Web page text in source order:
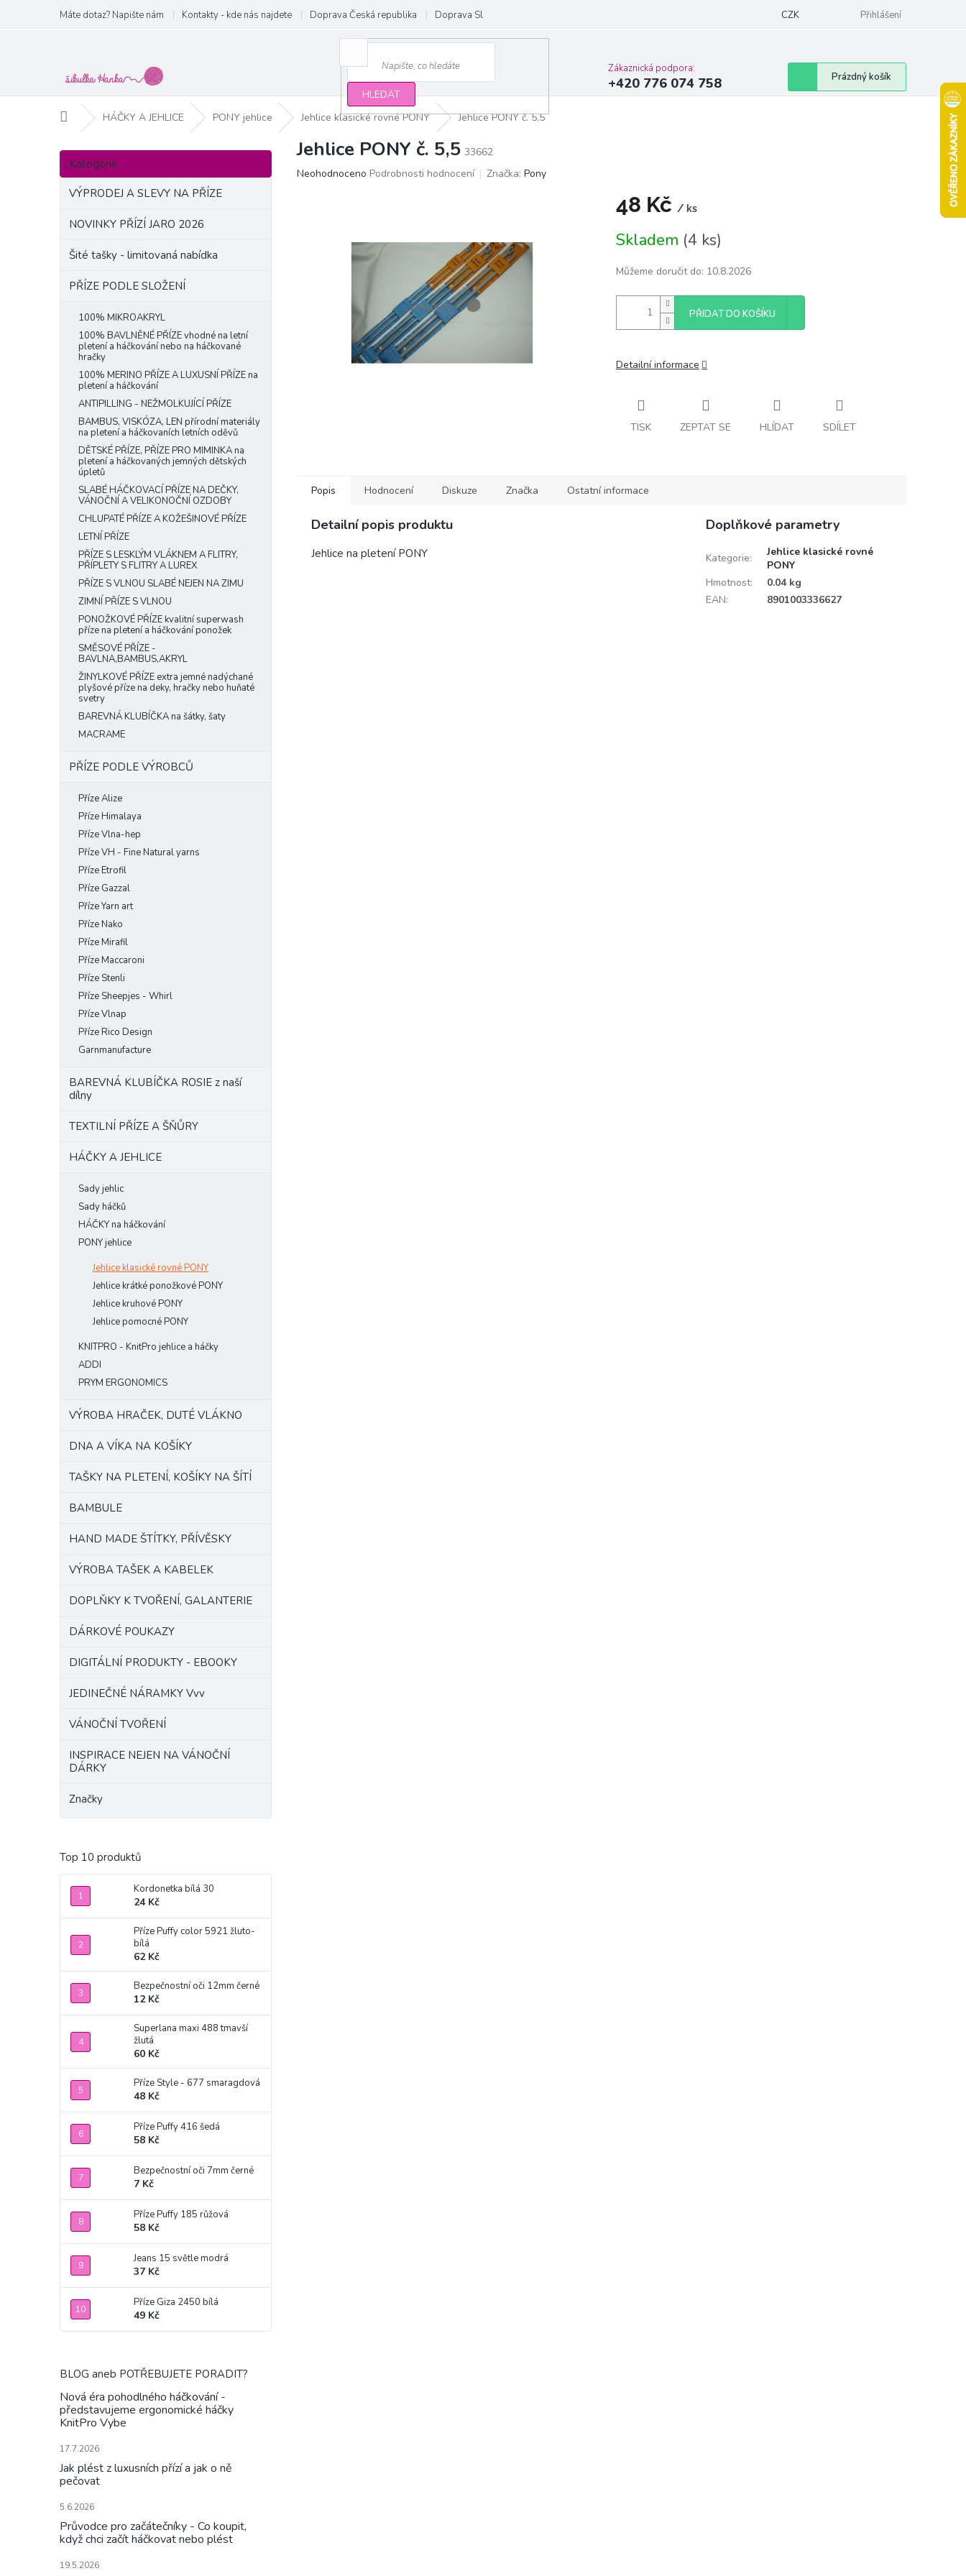
obsah
Máte dotaz? Napište nám Kontakty - kde nás najdete Doprava Česká republika Doprava Slovensko a EU Podmínky ochrany osobních údajů Moje objednávka
CZK Přihlášení
HLEDAT
Zákaznická podpora:
+420 776 074 758
Nákupní
košík
Prázdný košík
Domů HÁČKY A JEHLICE PONY jehlice Jehlice klasické rovné PONY Jehlice PONY č. 5,5
P
s
Přeskočit
kategorie
Kategorie
VÝPRODEJ A SLEVY NA PŘÍZE
NOVINKY PŘÍZÍ JARO 2026
Šité tašky - limitovaná nabídka
PŘÍZE PODLE SLOŽENÍ
100% MIKROAKRYL
100% BAVLNĚNÉ PŘÍZE vhodné na letní
pletení a háčkování nebo na háčkované
hračky
100% MERINO PŘÍZE A LUXUSNÍ PŘÍZE na
pletení a háčkování
ANTIPILLING - NEŽMOLKUJÍCÍ PŘÍZE
BAMBUS, VISKÓZA, LEN přírodní materiály
na pletení a háčkovaních letních oděvů
DĚTSKÉ PŘÍZE, PŘÍZE PRO MIMINKA na
pletení a háčkovaných jemných dětských
úpletů
SLABÉ HÁČKOVACÍ PŘÍZE NA DEČKY,
VÁNOČNÍ A VELIKONOČNÍ OZDOBY
CHLUPATÉ PŘÍZE A KOŽEŠINOVÉ PŘÍZE
LETNÍ PŘÍZE
PŘÍZE S LESKLÝM VLÁKNEM A FLITRY,
PŘÍPLETY S FLITRY A LUREX
PŘÍZE S VLNOU SLABÉ NEJEN NA ZIMU
ZIMNÍ PŘÍZE S VLNOU
PONOŽKOVÉ PŘÍZE kvalitní superwash
příze na pletení a háčkování ponožek
SMĚSOVÉ PŘÍZE -
BAVLNA,BAMBUS,AKRYL
ŽINYLKOVÉ PŘÍZE extra jemné nadýchané
plyšové příze na deky, hračky nebo huňaté
svetry
BAREVNÁ KLUBÍČKA na šátky, šaty
MACRAME
PŘÍZE PODLE VÝROBCŮ
Příze Alize
Příze Himalaya
Příze Vlna-hep
Příze VH - Fine Natural yarns
Příze Etrofil
Příze Gazzal
Příze Yarn art
Příze Nako
Příze Mirafil
Příze Maccaroni
Příze Stenli
Příze Sheepjes - Whirl
Příze Vlnap
Příze Rico Design
Garnmanufacture
BAREVNÁ KLUBÍČKA ROSIE z naší
dílny
TEXTILNÍ PŘÍZE A ŠŇŮRY
HÁČKY A JEHLICE
Sady jehlic
Sady háčků
HÁČKY na háčkování
PONY jehlice
Jehlice klasické rovné PONY
Jehlice krátké ponožkové PONY
Jehlice kruhové PONY
Jehlice pomocné PONY
KNITPRO - KnitPro jehlice a háčky
ADDI
PRYM ERGONOMICS
VÝROBA HRAČEK, DUTÉ VLÁKNO
DNA A VÍKA NA KOŠÍKY
TAŠKY NA PLETENÍ, KOŠÍKY NA ŠÍTÍ
BAMBULE
HAND MADE ŠTÍTKY, PŘÍVĚSKY
VÝROBA TAŠEK A KABELEK
DOPLŇKY K TVOŘENÍ, GALANTERIE
DÁRKOVÉ POUKAZY
DIGITÁLNÍ PRODUKTY - EBOOKY
JEDINEČNÉ NÁRAMKY Vvv
VÁNOČNÍ TVOŘENÍ
INSPIRACE NEJEN NA VÁNOČNÍ
DÁRKY
Značky
Top 10 produktů
Kordonetka bílá 30
24 Kč
Příze Puffy color 5921 žluto-
bílá
62 Kč
Bezpečnostní oči 12mm černé
12 Kč
Superlana maxi 488 tmavší
žlutá
60 Kč
Příze Style - 677 smaragdová
48 Kč
Příze Puffy 416 šedá
58 Kč
Bezpečnostní oči 7mm černé
7 Kč
Příze Puffy 185 růžová
58 Kč
Jeans 15 světle modrá
37 Kč
Příze Giza 2450 bílá
49 Kč
BLOG aneb POTŘEBUJETE PORADIT?
Nová éra pohodlného háčkování -
představujeme ergonomické háčky
KnitPro Vybe
17.7.2026
Jak plést z luxusních přízí a jak o ně
pečovat
5.6.2026
Průvodce pro začátečníky - Co koupit,
když chci začít háčkovat nebo plést
19.5.2026
Jehlice PONY č. 5,5 33662
Průměrné
Neohodnoceno Podrobnosti hodnocení Značka: Pony
48 Kč / ks
cena:
Skladem (4 ks)
Můžeme doručit do: 10.8.2026
PŘIDAT DO KOŠÍKU
Detailní informace
TISK ZEPTAT SE HLÍDAT SDÍLET
Popis Hodnocení Diskuze Značka Ostatní informace
Detailní popis produktu
Jehlice na pletení PONY
Doplňkové parametry
Kategorie:
Jehlice klasické rovné
PONY
Hmotnost:
0.04 kg
EAN: 8901003336627